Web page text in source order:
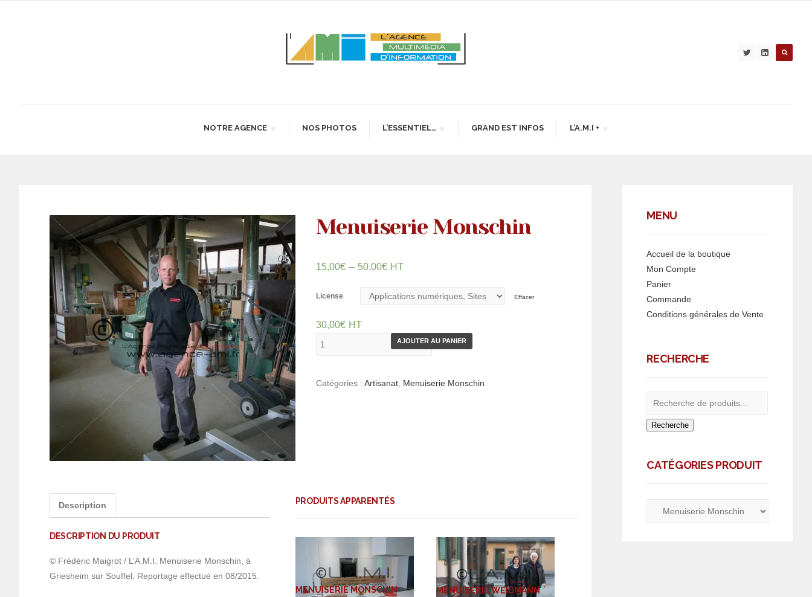
NOTRE AGENCE NOS PHOTOS L’ESSENTIEL… GRAND EST INFOS L’A.M.I +
Menuiserie Monschin
15,00€– 50,00€ HT
License Effacer
30,00€ HT
AJOUTER AU PANIER
Catégories : Artisanat, Menuiserie Monschin
Description
DESCRIPTION DU PRODUIT
© Frédéric Maigrot / L’A.M.I. Menuiserie Monschin, à
Griesheim sur Souffel. Reportage effectué en 08/2015.
PRODUITS APPARENTÉS
MENUISERIE MONSCHIN MENUISERIE WEIDMANN
MENU
Accueil de la boutique
Mon Compte
Panier
Commande
Conditions générales de Vente
RECHERCHE
Recherche
CATÉGORIES PRODUIT